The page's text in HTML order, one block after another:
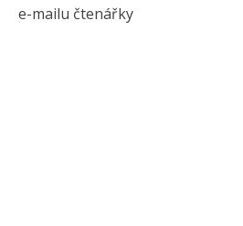
e-mailu čtenářky